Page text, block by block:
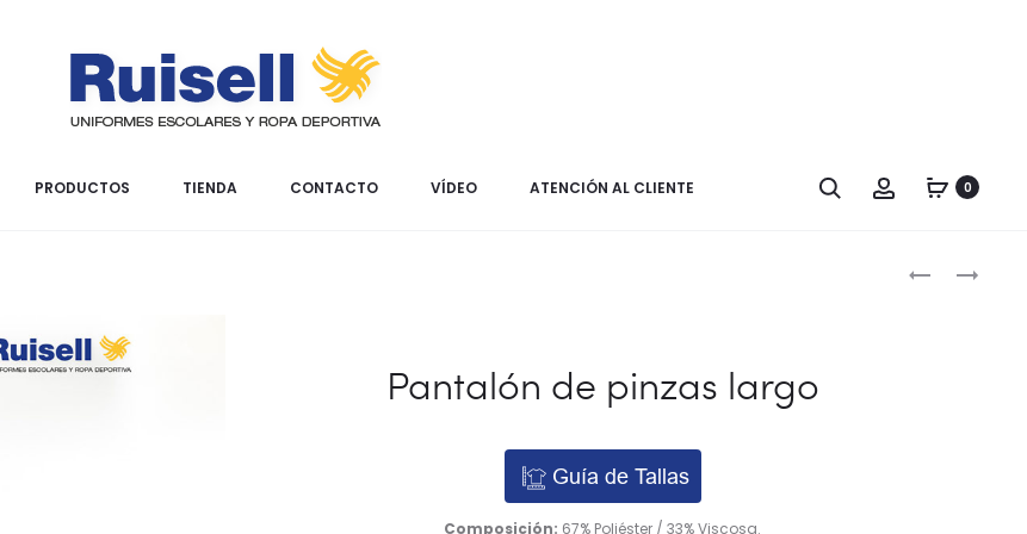
PRODUCTOS TIENDA CONTACTO VÍDEO ATENCIÓN AL CLIENTE Buscar Cuenta 0
PANTALÓN
Pantalón de pinzas largo
Guía de Tallas
Composición: 67% Poliéster / 33% Viscosa.